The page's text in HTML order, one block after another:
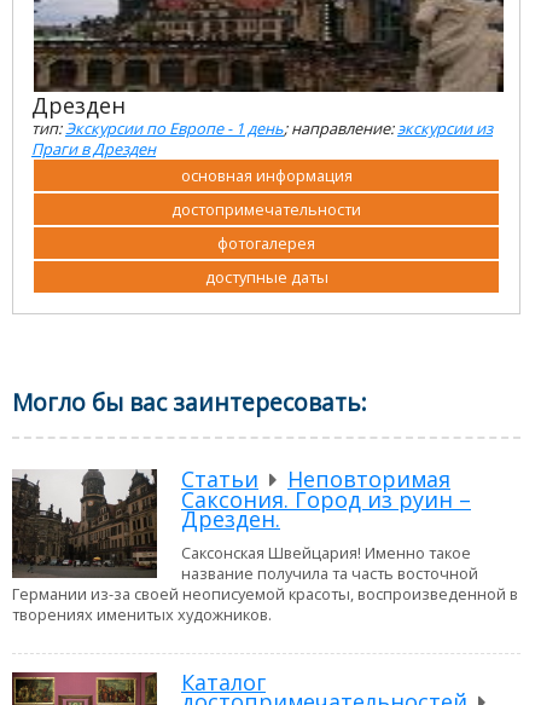
Дрезден
тип: Экскурсии по Европе - 1 день; направление: экскурсии из
Праги в Дрезден
основная информация
достопримечательности
фотогалерея
доступные даты
Могло бы вас заинтересовать:
Статьи Неповторимая
Саксония. Город из руин –
Дрезден.
Саксонская Швейцария! Именно такое
название получила та часть восточной
Германии из-за своей неописуемой красоты, воспроизведенной в
творениях именитых художников.
Каталог